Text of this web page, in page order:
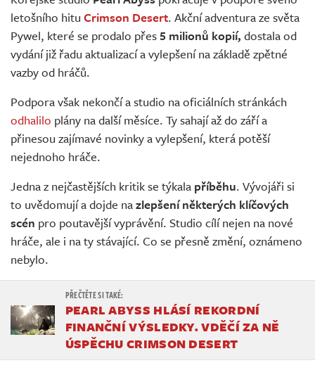
Živě
letošního hitu Crimson Desert. Akční adventura ze světa
Pywel, které se prodalo přes5 milionů kopií, dostala od
vydání již řadu aktualizací a vylepšení na základě zpětné
vazby od hráčů.
Podpora však nekončí a studio na oficiálních stránkách
odhalilo plány na další měsíce. Ty sahají až do září a
přinesou zajímavé novinky a vylepšení, která potěší
nejednoho hráče.
Jedna z nejčastějších kritik se týkala příběhu. Vývojáři si
to uvědomují a dojde nazlepšení některých klíčových
scén pro poutavější vyprávění. Studio cílí nejen na nové
hráče, ale i na ty stávající. Co se přesně změní, oznámeno
nebylo.
PEARL ABYSS HLÁSÍ REKORDNÍ
FINANČNÍ VÝSLEDKY. VDĚČÍ ZA NĚ
ÚSPĚCHU CRIMSON DESERT